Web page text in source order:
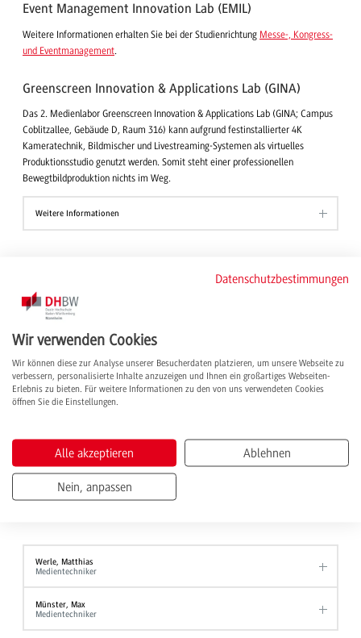
Event Management Innovation Lab (EMIL)
Weitere Informationen erhalten Sie bei der Studienrichtung Messe-, Kongress-
und Eventmanagement.
Greenscreen Innovation & Applications Lab (GINA)
Das 2. Medienlabor Greenscreen Innovation & Applications Lab (GINA; Campus
Coblitzallee, Gebäude D, Raum 316) kann aufgrund festinstallierter 4K
Kameratechnik, Bildmischer und Livestreaming-Systemen als virtuelles
Produktionsstudio genutzt werden. Somit steht einer professionellen
Bewegtbildproduktion nichts im Weg.
Weitere Informationen
Die Medientechnik der DHBW Mannheim
Folgende Supportleistungen stehen – vorwiegend den Lehrenden der
Hochschule – zur Verfügung:
Planung und medientechnische Ausstattung von Vorlesungsräumen,
technischer Support Medientechnik,
Planung, technische Umsetzung und Terminvergabe EMIL,
Buchung und Support Räume Onlinevorlesung,
Aufzeichnen von Lehrfilmen
Ansprechpersonen
Für allgemeine Anfragen sind die Kollegen aus der Medientechnik Ihre
Ansprechpersonen. Richten Sie Ihr Anliegen per E-Mail an:
Werle, Matthias
Medientechniker
Münster, Max
Medientechniker
Datenschutzbestimmungen
Wir verwenden Cookies
Wir können diese zur Analyse unserer Besucherdaten platzieren, um unsere Webseite zu
verbessern, personalisierte Inhalte anzuzeigen und Ihnen ein großartiges Webseiten-
Erlebnis zu bieten. Für weitere Informationen zu den von uns verwendeten Cookies
öffnen Sie die Einstellungen.
Alle akzeptieren Ablehnen
Nein, anpassen